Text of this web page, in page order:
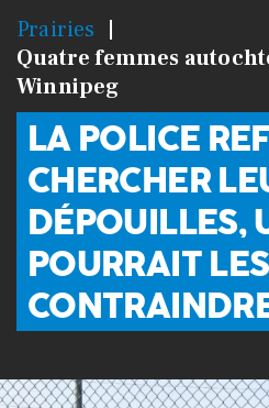
Prairies
Quatre femmes
Winnipeg
LA POLICE
CHERCHER
DÉPOUILLES,
POURRAIT